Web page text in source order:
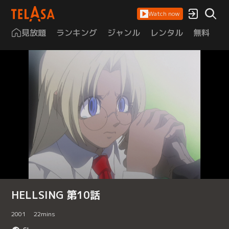
Watch now
見放題 ランキング ジャンル レンタル 無料
HELLSING 第10話
2001 22mins